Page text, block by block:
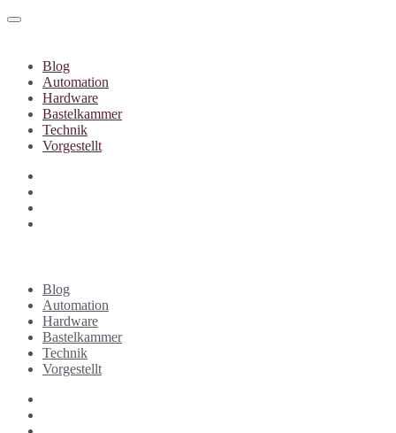
Blog
Automation
Hardware
Bastelkammer
Technik
Vorgestellt
Blog
Automation
Hardware
Bastelkammer
Technik
Vorgestellt